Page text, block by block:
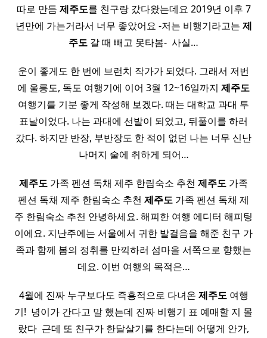
따로 만듬 제주도를 친구랑 갔다왔는데요 2019년 이후 7
년만에 가는거라서 너무 좋았어요 -저는 비행기라고는 제
주도 갈 때 빼고 못타봄- ​ 사실…
운이 좋게도 한 번에 브런치 작가가 되었다. 그래서 저번
에 울릉도, 독도 여행기에 이어 3월 12~16일까지 제주도
여행기를 기분 좋게 작성해 보겠다. 때는 대학교 과대 투
표날이었다. 나는 과대에 선발이 되었고, 뒤풀이를 하러
갔다. 하지만 반장, 부반장도 한 적이 없던 나는 너무 신난
나머지 술에 취하게 되어…
제주도 가족 펜션 독채 제주 한림숙소 추천 제주도 가족
펜션 독채 제주 한림숙소 추천 제주도 가족 펜션 독채 제
주 한림숙소 추천 안녕하세요. 해피한 여행 에디터 해피팅
이에요. 지난주에는 서울에서 귀한 발걸음을 해준 친구 가
족과 함께 봄의 정취를 만끽하러 섬마을 서쪽으로 향했는
데요. 이번 여행의 목적은…
4월에 진짜 누구보다도 즉흥적으로 다녀온 제주도여행
기! ​ 녕이가 간다고 말 했는데 진짜 비행기 표 예매할 지 몰
랐다 ​ 근데 또 친구가 한달살기를 한다는데 어떻게 안가,